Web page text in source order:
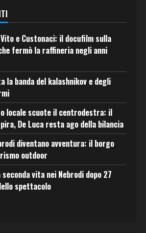
e Custonaci: il docufilm sulla
fermò la raffineria negli anni
la banda del kalashnikov e degli
locale scuote il centrodestra: il
De Luca resta ago della bilancia
diventano avventura: il borgo
outdoor
vita nei Nebrodi dopo 27
spettacolo